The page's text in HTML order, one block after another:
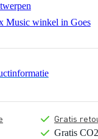
Music winkel in Goes
Gratis
Gratis